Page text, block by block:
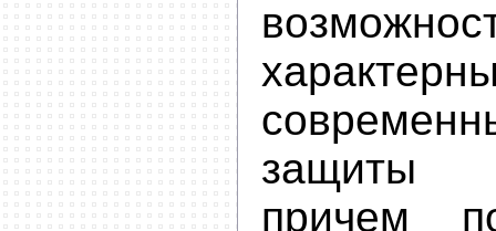
защиты
причем